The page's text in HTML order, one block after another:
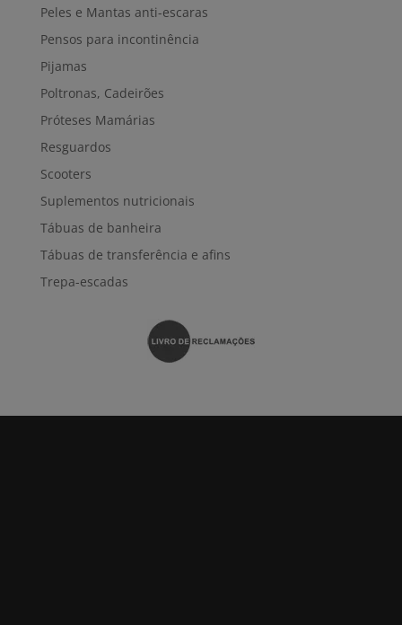
Peles e Mantas anti-escaras
Pensos para incontinência
Pijamas
Poltronas, Cadeirões
Próteses Mamárias
Resguardos
Scooters
Suplementos nutricionais
Tábuas de banheira
Tábuas de transferência e afins
Trepa-escadas